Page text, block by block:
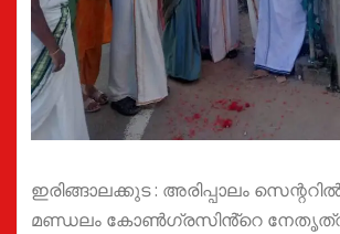
ഇരിങ്ങാലക്കുട : അരിപ്പാലം
മണ്ഡലം കോൺഗ്രസിൻ്റെ